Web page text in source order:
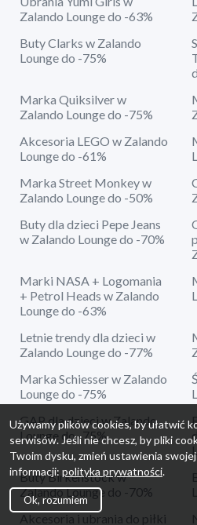
Zalando Lounge do -63%
Buty Clarks w Zalando
Lounge do -75%
Marka Quiksilver w
Zalando Lounge do -75%
Akcesoria LEGO w Zalando
Lounge do -61%
Marka Street Monkey w
Zalando Lounge do -50%
Buty dla dzieci Pepe Jeans
w Zalando Lounge do -70%
Marki NASA + Logomania
+ Petrol Heads w Zalando
Lounge do -63%
Letnie trendy dla dzieci w
Zalando Lounge do -77%
Marka Schiesser w Zalando
Lounge do -75%
GAP dla dzieci w Zalando
Lounge do -75%
Buty Birkenstock w
Zalando Lounge do -70%
Akcesoria i ubrania do piłki
Używamy plików cookies, by ułatwić
serwisów. Jeśli nie chcesz, by pliki
Twoim dysku, zmień ustawienia
informacji: polityka prywatności.
Ok, rozumiem